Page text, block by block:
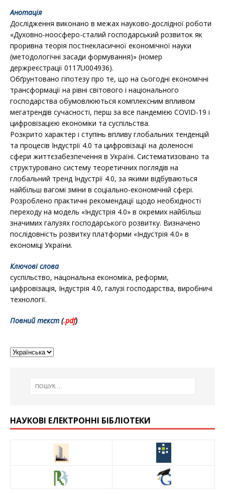
Анотація
Дослідження виконано в межах науково-дослідної роботи
«Духовно-ноосферо-сталий господарський розвиток як
проривна теорія постнекласичної економічної науки
(методологічні засади формування)» (номер
держреєстрації 0117U004936).
Обґрунтовано гіпотезу про те, що на сьогодні економічні
трансформації на рівні світового і національного
господарства обумовлюються комплексним впливом
мегатрендів сучасності, перш за все пандемією COVID-19 і
цифровізацією економіки та суспільства.
Розкрито характер і ступінь впливу глобальних тенденцій
та процесів Індустрії 4.0 та цифровізації на доленосні
сфери життєзабезпечення в Україні. Систематизовано та
структуровано систему теоретичних поглядів на
глобальний тренд Індустрії 4.0, за якими відбуваються
найбільш вагомі зміни в соціально-економічній сфері.
Розроблено практичні рекомендації щодо необхідності
переходу на модель «Індустрія 4.0» в окремих найбільш
значимих галузях господарського розвитку. Визначено
послідовність розвитку платформи «Індустрія 4.0» в
економіці України.
Ключові слова
суспільство, нацональна економіка, реформи,
цифровізація, Індустрія 4.0, галузі господарства, виробничі
технології.
Повний текст (.pdf)
НАУКОВІ ЕЛЕКТРОННІ БІБЛІОТЕКИ